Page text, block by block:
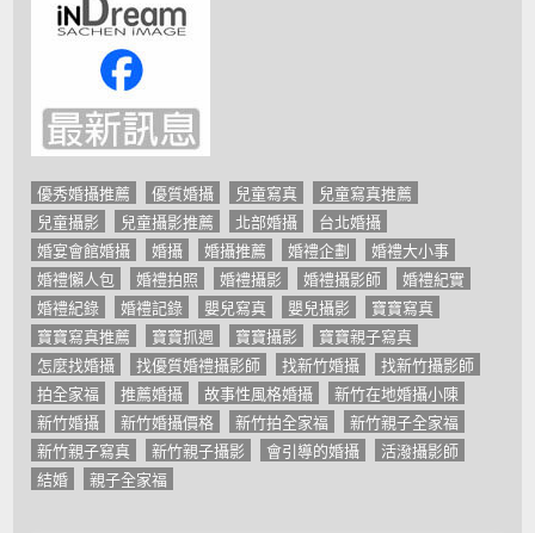
優秀婚攝推薦 優質婚攝 兒童寫真
兒童寫真推薦
兒童攝影
兒童攝影推薦 北部婚攝
台北婚攝
婚宴會館婚攝
婚攝 婚攝推薦 婚禮企劃
婚禮大小事
婚禮懶人包
婚禮拍照 婚禮攝影 婚禮攝影師
婚禮紀實
婚禮紀錄
婚禮記錄 嬰兒寫真 嬰兒攝影
寶寶寫真
寶寶寫真推薦
寶寶抓週 寶寶攝影
寶寶親子寫真
怎麼找婚攝
找優質婚禮攝影師 找新竹婚攝
找新竹攝影師
拍全家福
推薦婚攝 故事性風格婚攝
新竹在地婚攝小陳
新竹婚攝
新竹婚攝價格 新竹拍全家福
新竹親子全家福
新竹親子寫真
新竹親子攝影 會引導的婚攝
活潑攝影師
結婚
親子全家福